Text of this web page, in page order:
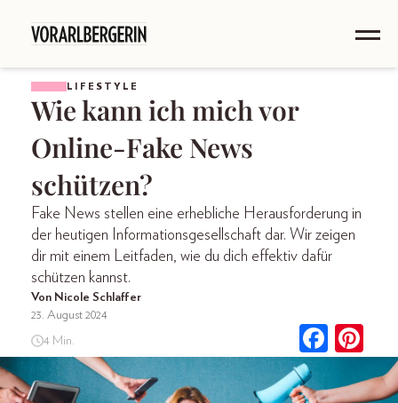
LIFESTYLE
Wie kann ich mich vor
Online-Fake News
schützen?
Fake News stellen eine erhebliche Herausforderung in
der heutigen Informationsgesellschaft dar. Wir zeigen
dir mit einem Leitfaden, wie du dich effektiv dafür
schützen kannst.
Von Nicole Schlaffer
23. August 2024
4 Min.